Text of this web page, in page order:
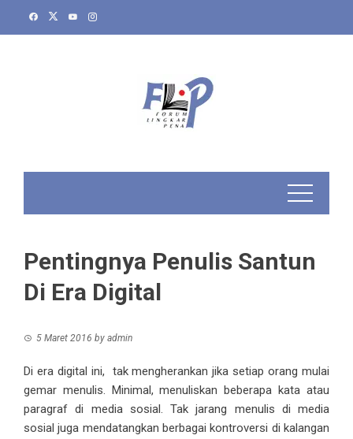
Pentingnya Penulis Santun
Di Era Digital
5 Maret 2016 by admin
Di era digital ini, tak mengherankan jika setiap orang mulai
gemar menulis. Minimal, menuliskan beberapa kata atau
paragraf di media sosial. Tak jarang menulis di media
sosial juga mendatangkan berbagai kontroversi di kalangan